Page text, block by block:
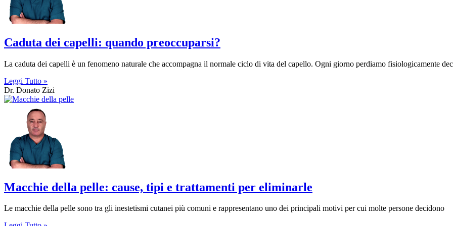
Caduta dei capelli: quando preoccuparsi?
La caduta dei capelli è un fenomeno naturale che accompagna il normale ciclo di vita del capello. Ogni giorno perdiamo fisiologicamente
Leggi Tutto »
Dr. Donato Zizi
Macchie della pelle: cause, tipi e trattamenti per eliminarle
Le macchie della pelle sono tra gli inestetismi cutanei più comuni e rappresentano uno dei principali motivi per cui molte persone decidono